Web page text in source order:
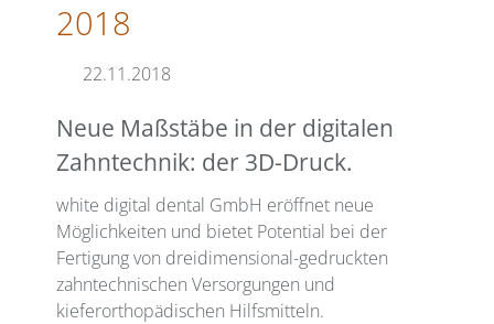
2018
22.11.2018
Neue Maßstäbe in der digitalen
Zahntechnik: der 3D-Druck.
white digital dental GmbH eröffnet neue
Möglichkeiten und bietet Potential bei der
Fertigung von dreidimensional-gedruckten
zahntechnischen Versorgungen und
kieferorthopädischen Hilfsmitteln.